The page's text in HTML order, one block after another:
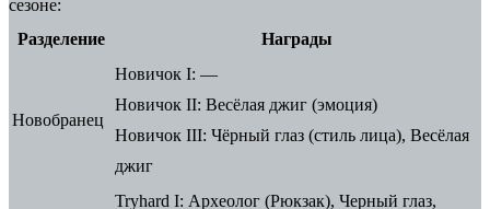
сезоне:
Разделение
Награды
Новобранец
Новичок I: —
Новичок II: Весёлая джиг (эмоция)
Новичок III: Чёрный глаз (стиль лица), Весёлая
джиг
Tryhard I: Археолог (Рюкзак), Черный глаз,